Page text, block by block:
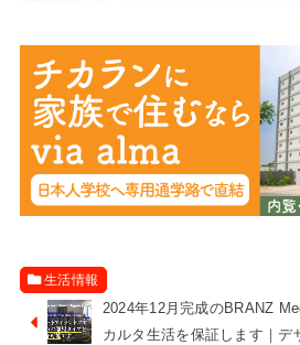
生活情報
2024年12月完成のBRANZ
カルタ生活を保証します｜デ